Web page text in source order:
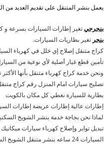
يعمل بنشر المتنقل على تقديم العديد من
بنجرجيتغير إطارات السيارات بسرعة و
بنجر تغير بطاريات السيارات.
كراج متنقل إصلاح إي خلل في كهرباء
تأمين قطع غيار أصلية لأي نوعية من
ونحن خدمة كراج كهرباء متنقل بأنها الأكثر
تصليح سيارات امام المنزل رقم كراج
بطارية للسيارة نغطي كل مكان بالكويت
إطارات عالية إطارات عريضة إطارات
لماذا نحن بجاجة خدمة بنشر الشويخ
تبديل تواير وإصلاح كهرباء سيارات ميكانيك
السيارات 24 ساعه بنشر متنقل الشويخ السكنية بالكويت .